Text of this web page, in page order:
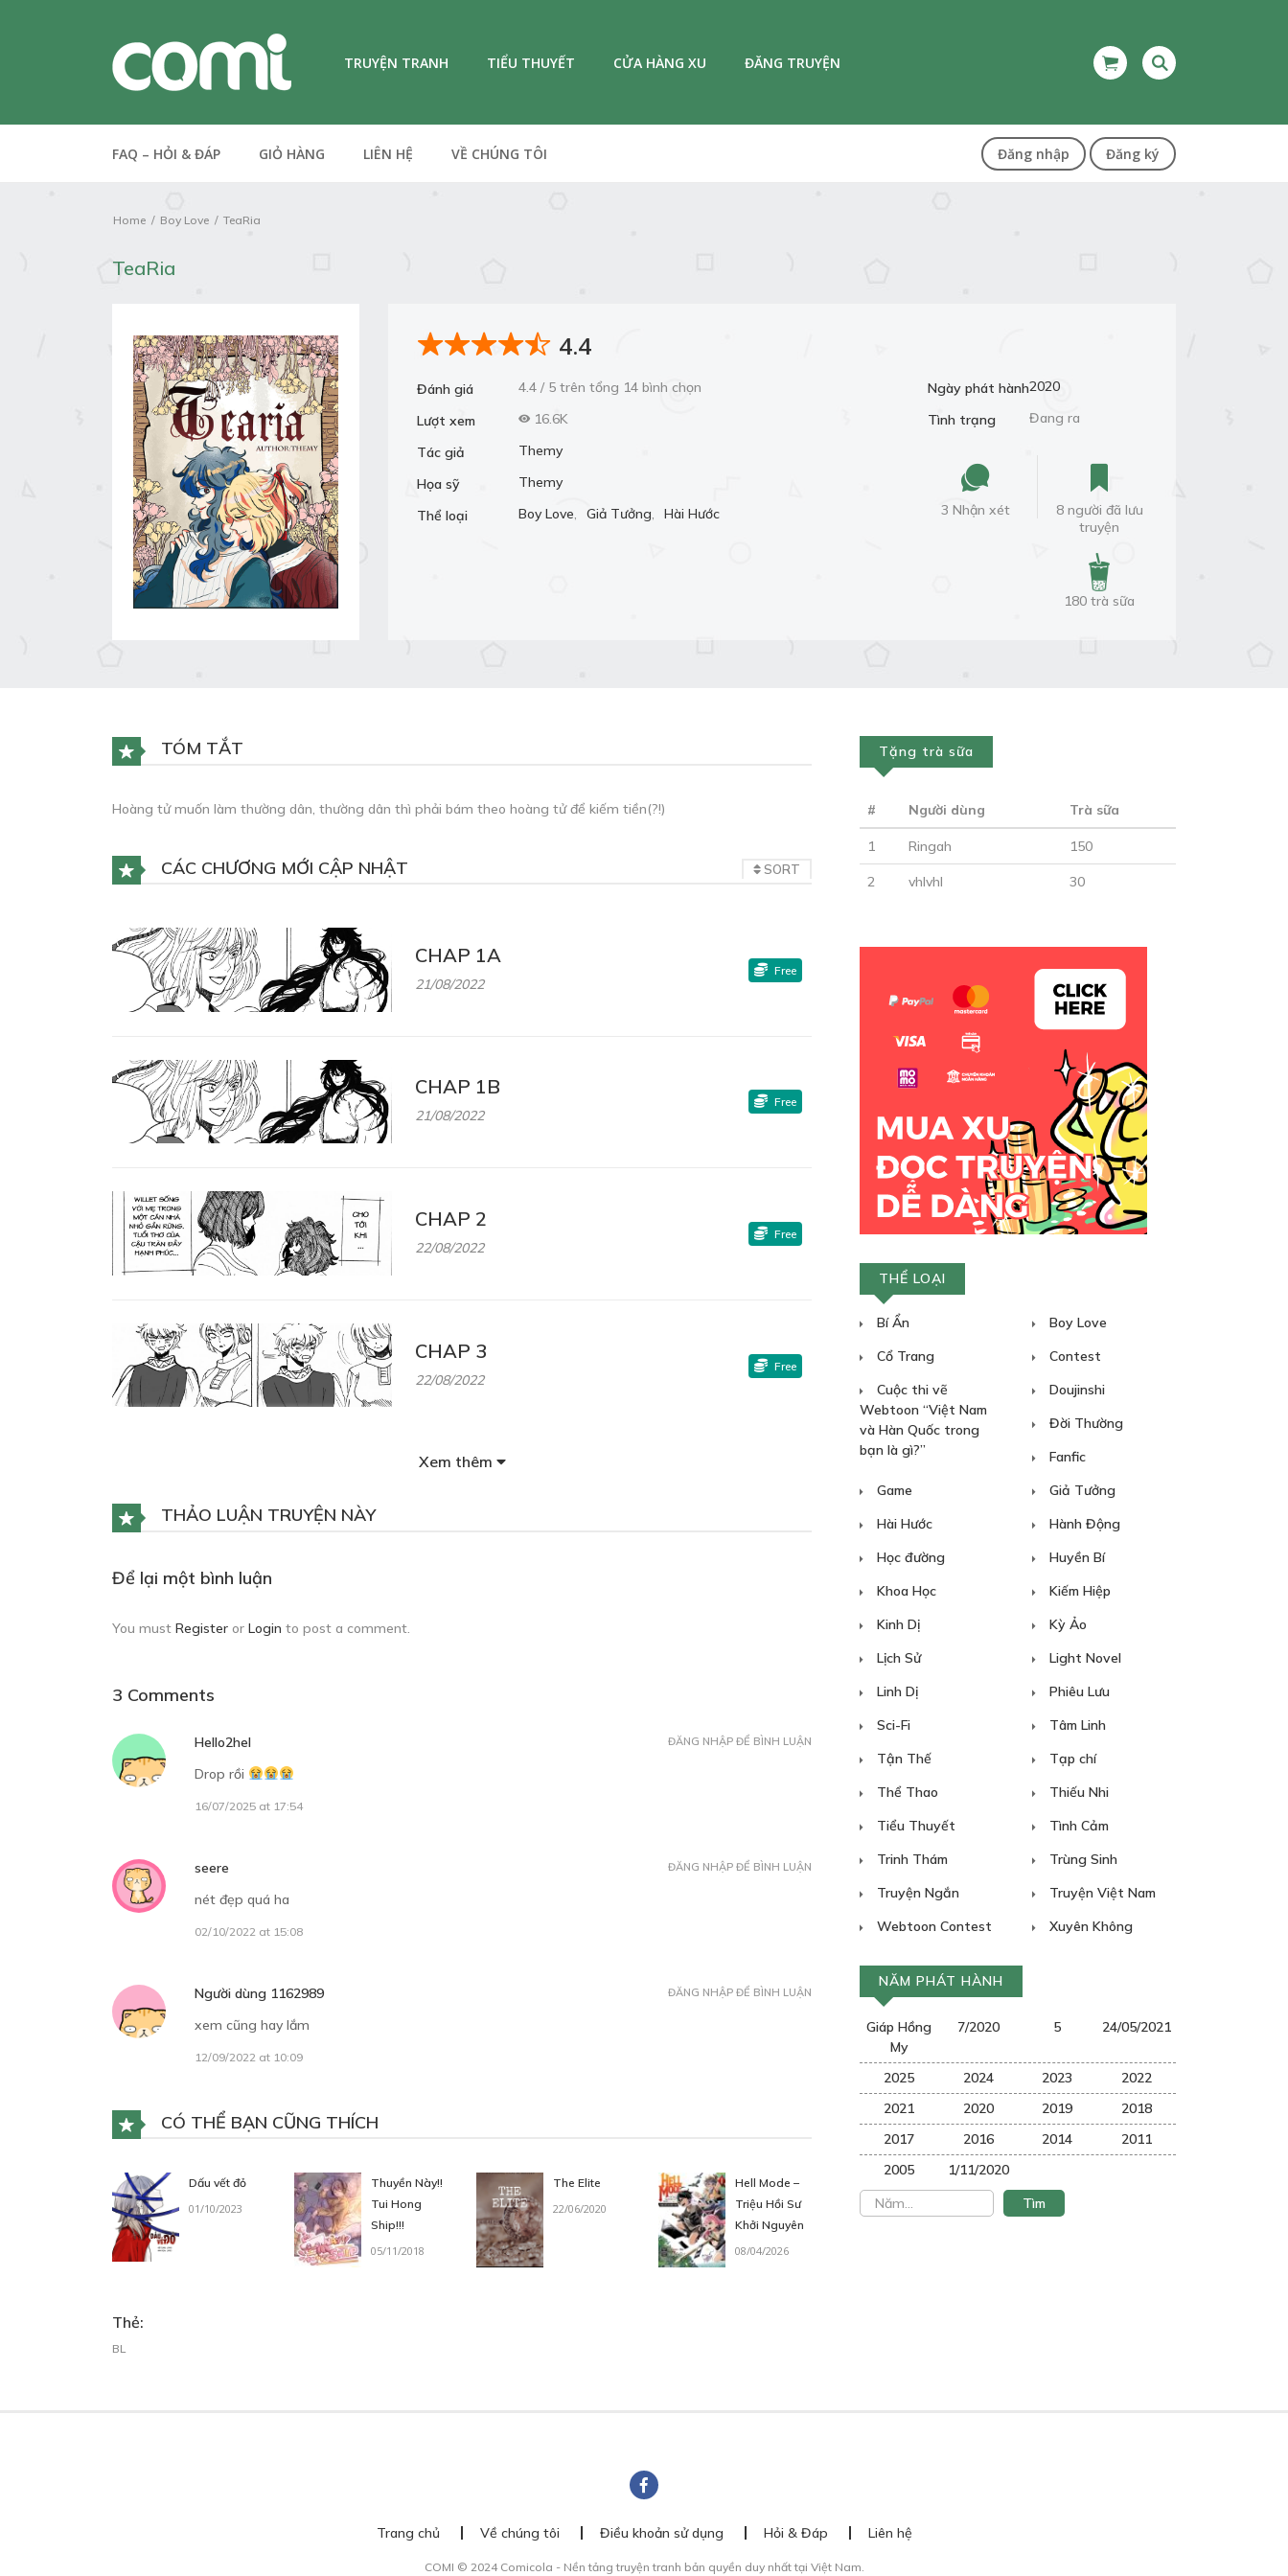
TRUYỆN TRANH TIỂU THUYẾT CỬA HÀNG XU ĐĂNG TRUYỆN
FAQ – HỎI & ĐÁP GIỎ HÀNG LIÊN HỆ VỀ CHÚNG TÔI Đăng nhập Đăng ký
Home Boy Love TeaRia
TeaRia
4.4
Đánh giá
4.4 / 5 trên tổng 14 bình chọn
Lượt xem
16.6K
Tác giả
Themy
Họa sỹ
Themy
Thể loại
Boy Love, Giả Tưởng, Hài Hước
Ngày phát hành2020
Tình trạng
Đang ra
3 Nhận xét
8 người đã lưu
truyện
180 trà sữa
TÓM TẮT
Hoàng tử muốn làm thường dân, thường dân thì phải bám theo hoàng tử để kiếm tiền(?!)
CÁC CHƯƠNG MỚI CẬP NHẬT SORT
CHAP 1A
21/08/2022
Free
CHAP 1B
21/08/2022
Free
CHAP 2
22/08/2022
Free
CHAP 3
22/08/2022
Free
24/08/2022
CHAP 7
CHAP 9
26/08/2022
Xem thêm
THẢO LUẬN TRUYỆN NÀY
Để lại một bình luận
You must Register or Login to post a comment.
3 Comments
Hello2hel
Drop rồi
16/07/2025 at 17:54
ĐĂNG NHẬP ĐỂ BÌNH LUẬN
seere
nét đẹp quá ha
02/10/2022 at 15:08
ĐĂNG NHẬP ĐỂ BÌNH LUẬN
Người dùng 1162989
xem cũng hay lắm
12/09/2022 at 10:09
ĐĂNG NHẬP ĐỂ BÌNH LUẬN
CÓ THỂ BẠN CŨNG THÍCH
Dấu vết đỏ
01/10/2023
Thuyền Này!!
Tui Hong
Ship!!!
05/11/2018
The Elite
22/06/2020
Hell Mode –
Triệu Hồi Sư
Khởi Nguyên
08/04/2026
Thẻ:
BL
Tặng trà sữa
# Người dùng Trà sữa
1 Ringah 150
2 vhlvhl 30
THỂ LOẠI
Bí Ẩn
Boy Love
Cổ Trang
Contest
Cuộc thi vẽ
Webtoon “Việt Nam
và Hàn Quốc trong
bạn là gì?”
Doujinshi
Đời Thường
Fanfic
Game
Giả Tưởng
Hài Hước
Hành Động
Học đường
Huyền Bí
Khoa Học
Kiếm Hiệp
Kinh Dị
Kỳ Ảo
Lịch Sử
Light Novel
Linh Dị
Phiêu Lưu
Sci-Fi
Tâm Linh
Tận Thế
Tạp chí
Thể Thao
Thiếu Nhi
Tiểu Thuyết
Tình Cảm
Trinh Thám
Trùng Sinh
Truyện Ngắn
Truyện Việt Nam
Webtoon Contest
Xuyên Không
NĂM PHÁT HÀNH
Giáp Hồng
My
7/2020 5 24/05/2021
2025 2024 2023
2022
2021
2020 2019
2018
2017
2016 2014
2011
2005
1/11/2020
Trang chủ Về chúng tôi Điều khoản sử dụng Hỏi & Đáp Liên hệ
COMI © 2024 Comicola - Nền tảng truyện tranh bản quyền duy nhất tại Việt Nam.